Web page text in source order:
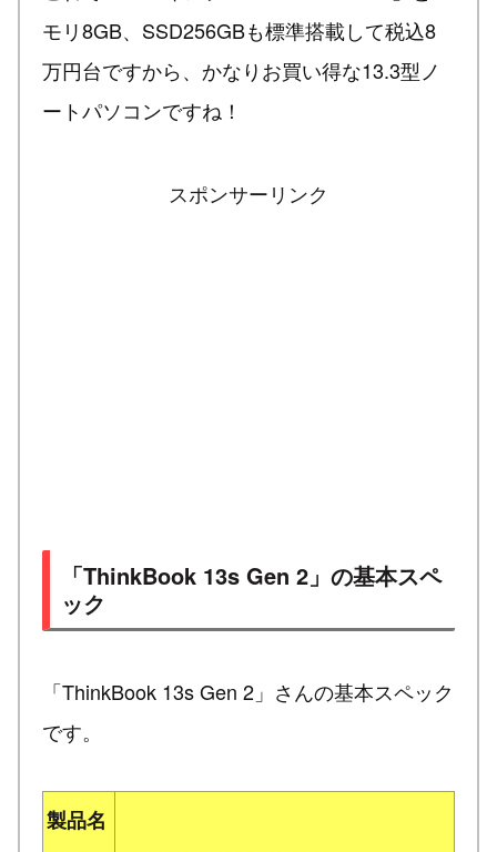
モリ8GB、SSD256GBも標準搭載して税込8
万円台ですから、かなりお買い得な13.3型ノ
ートパソコンですね！
スポンサーリンク
「ThinkBook 13s Gen 2」の基本スペ
ック
「ThinkBook 13s Gen 2」さんの基本スペック
です。
製品名